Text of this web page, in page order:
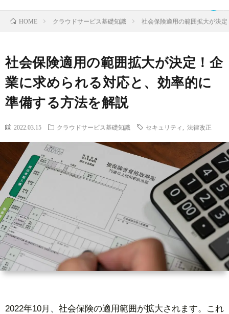
ウ
ド
サ
ー
ビ
SaaS
運
営
者
情
お
い
HOME クラウドサービス基礎知識 社会保険適用の範囲拡大が決
社会保険適用の範囲拡大が決定！企
業に求められる対応と、効率的に
準備する方法を解説
2022.03.15 クラウドサービス基礎知識 セキュリティ 法律改正
2022年10月、社会保険の適用範囲が拡大されます。これ